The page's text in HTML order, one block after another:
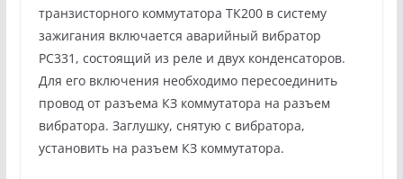
транзисторного коммутатора ТК200 в систему
зажигания включается аварийный вибратор
РС331, состоящий из реле и двух конденсаторов.
Для его включения необходимо пересоединить
провод от разъема КЗ коммутатора на разъем
вибратора. Заглушку, снятую с вибратора,
установить на разъем КЗ коммутатора.